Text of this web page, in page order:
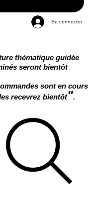
Se connecter
thématique guidée
seront bientôt
sont en cours
recevrez bientôt".